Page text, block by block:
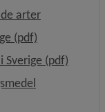
arterLänk till
(pdf)
(pdf)